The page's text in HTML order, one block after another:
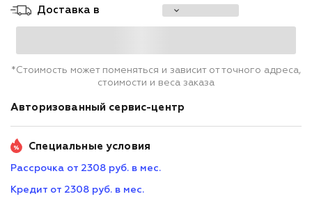
Доставка в
*Стоимость может поменяться и зависит от точного адреса,
стоимости и веса заказа
Авторизованный сервис-центр
Специальные условия
Рассрочка от 2308 руб. в мес.
Кредит от 2308 руб. в мес.